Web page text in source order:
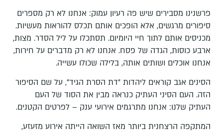
פרשנינו מסבירים שיש פה רעיון עמוק: אנחנו לא רק מספרים
סיפורים מרגשים, אלא הופכים אותם תכלס להוראות מעשיות.
מכניסים אותם לתוך חיי היומיום. תסתכלו על ליל הסדר. מצות,
ארבע כוסות, הגדה של פסח. אנחנו לא רק מדברים על חירות,
אנחנו אוכלים ושותים אותה, בלילה שכולו עשייה.
הסינים אגב קוראים ליהדות "דת הסרת הגיד", על שם הסיפור
הזה. העם הסיני העתיק כנראה מבין את הסוד של העם
העתיק שלנו: אנחנו מתרגמים אירועי ענק – לפרטים הקטנים.
המתקפה הרצחנית ביותר מאז השואה הייתה אירוע מזעזע,